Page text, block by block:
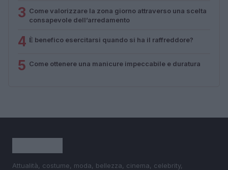
3 Come valorizzare la zona giorno attraverso una scelta
consapevole dell’arredamento
4 È benefico esercitarsi quando si ha il raffreddore?
5 Come ottenere una manicure impeccabile e duratura
Attualità, costume, moda, bellezza, cinema, celebrity,